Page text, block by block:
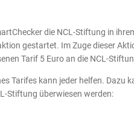
die NCL-Stiftung in
gestartet. Im Zuge dieser
Tarif 5 Euro an die NCL-
Tarifes kann jeder helfen. Dazu
Stiftung überwiesen werden: